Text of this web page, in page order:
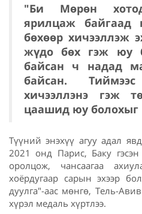
"Би Мөрөн хотод
ярилцаж
бөхөөр хичээллэж
жүдо бөх гэж юу
байсан ч надад
байсан.
хичээллэнэ гэж
цаашид юу болохыг
Түүний энэхүү агуу адал
2021 онд Парис, Баку
оролцож, чансаагаа
хоёрдугаар сарын эхээр
дуулга"-аас мөнгө, Тель-
хүрэл медаль хүртлээ.